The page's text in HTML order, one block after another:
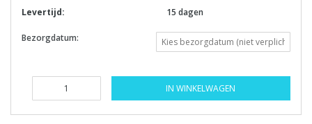
Levertijd:
15 dagen
Bezorgdatum:
IN WINKELWAGEN